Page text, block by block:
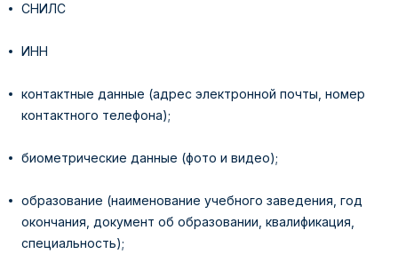
СНИЛС
ИНН
контактные данные (адрес электронной почты, номер
контактного телефона);
биометрические данные (фото и видео);
образование (наименование учебного заведения, год
окончания, документ об образовании, квалификация,
специальность);